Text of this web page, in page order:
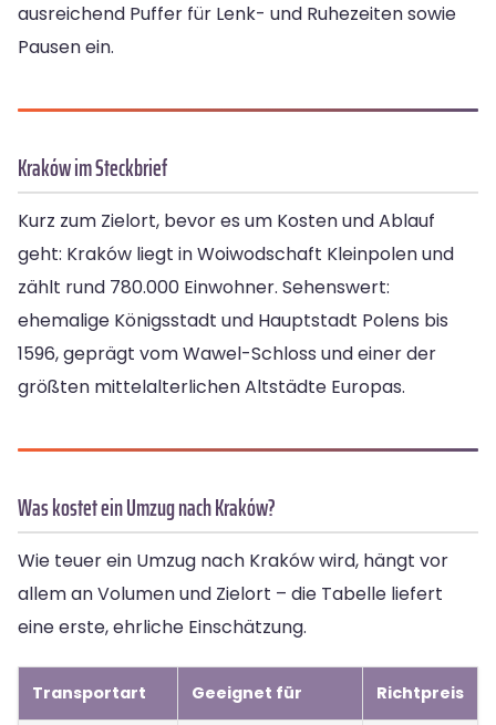
ausreichend Puffer für Lenk- und Ruhezeiten sowie
Pausen ein.
Kraków im Steckbrief
Kurz zum Zielort, bevor es um Kosten und Ablauf
geht: Kraków liegt in Woiwodschaft Kleinpolen und
zählt rund 780.000 Einwohner. Sehenswert:
ehemalige Königsstadt und Hauptstadt Polens bis
1596, geprägt vom Wawel-Schloss und einer der
größten mittelalterlichen Altstädte Europas.
Was kostet ein Umzug nach Kraków?
Wie teuer ein Umzug nach Kraków wird, hängt vor
allem an Volumen und Zielort – die Tabelle liefert
eine erste, ehrliche Einschätzung.
Transportart Geeignet für Richtpreis